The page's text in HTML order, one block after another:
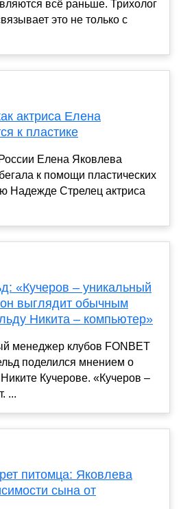
всё раньше. Трихолог
это не только с
актриса Елена
к пластике
Елена Яковлева
к помощи пластических
Надежде Стрелец актриса
«Кучеров – уникальный
выглядит обычным
Никита – компьютер»
менеджер клубов FONBET
поделился мнением о
Кучерове. «Кучеров –
...
питомца: Яковлева
сына от